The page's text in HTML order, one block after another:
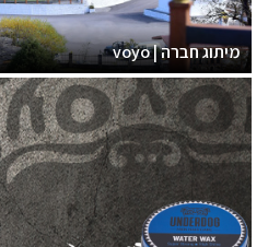
מיתוג חברה | voyo